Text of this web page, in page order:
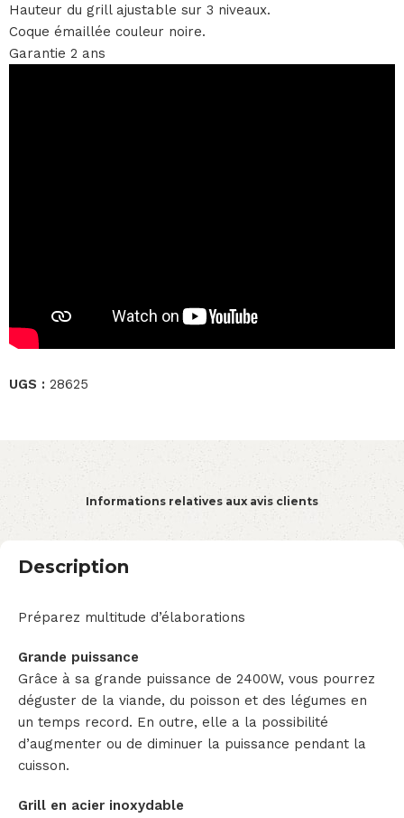
Hauteur du grill ajustable sur 3 niveaux.
Coque émaillée couleur noire.
Garantie 2 ans
UGS : 28625
Informations relatives aux avis clients
Description
Préparez multitude d’élaborations
Grande puissance
Grâce à sa grande puissance de 2400W, vous pourrez
déguster de la viande, du poisson et des légumes en
un temps record. En outre, elle a la possibilité
d’augmenter ou de diminuer la puissance pendant la
cuisson.
Grill en acier inoxydable